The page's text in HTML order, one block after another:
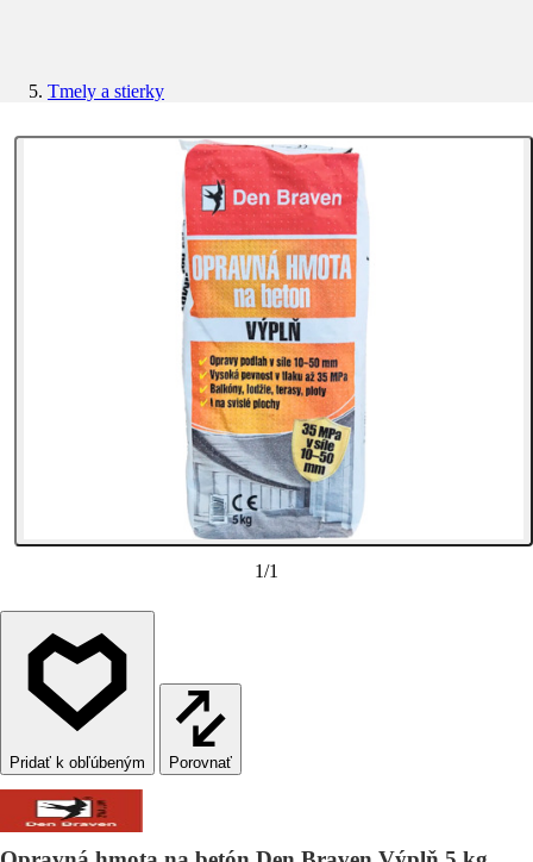
Tmely a stierky
1/1
Porovnať